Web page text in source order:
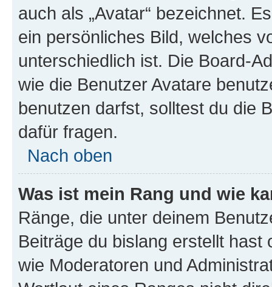
auch als „Avatar“ bezeichnet.
ein persönliches Bild, welches
unterschiedlich ist. Die Board-
wie die Benutzer Avatare
benutzen darfst, solltest du die
dafür fragen.
Nach oben
Was ist mein Rang und wie
Ränge, die unter deinem
Beiträge du bislang erstellt
wie Moderatoren und